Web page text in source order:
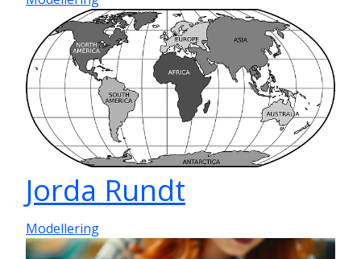
Jorda Rundt
Modellering